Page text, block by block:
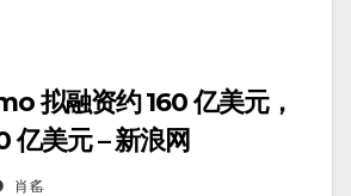
拟融资约 160 亿美元，
亿美元 – 新浪网
肖䍃